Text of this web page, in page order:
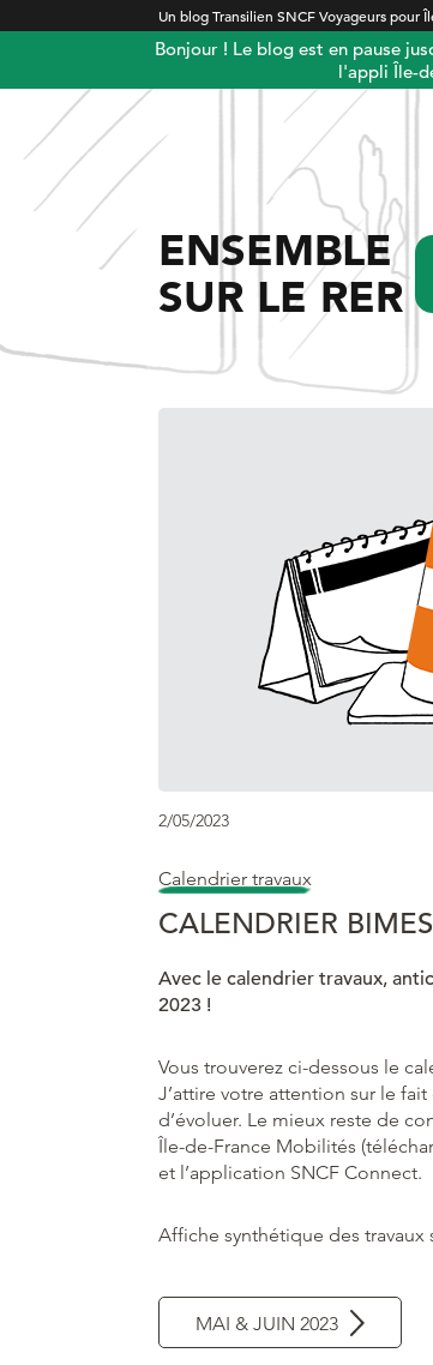
Un blog Transilien SNCF Voyageurs pour
Bonjour ! Le blog est en pause
l'appli Île-
ENSEMBLE
SUR LE RER
2/05/2023
Calendrier travaux
CALENDRIER
Avec le calendrier travaux,
2023 !
Vous trouverez ci-dessous le
J’attire votre attention sur le
d’évoluer. Le mieux reste de
Île-de-France Mobilités
et l’application SNCF Connect.
Affiche synthétique des travaux
MAI & JUIN 2023